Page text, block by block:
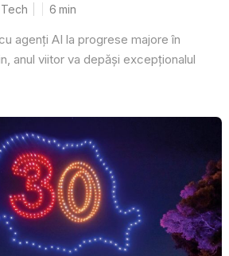
Tech 6 min
agenți AI la progrese majore în
anul viitor va depăși excepționalul